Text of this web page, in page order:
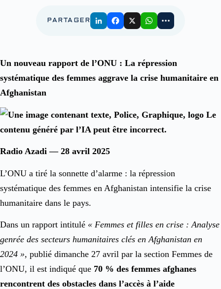
PARTAGER
Un nouveau rapport de l’ONU : La répression
systématique des femmes aggrave la crise humanitaire en
Afghanistan
Radio Azadi — 28 avril 2025
L’ONU a tiré la sonnette d’alarme : la répression
systématique des femmes en Afghanistan intensifie la crise
humanitaire dans le pays.
Dans un rapport intitulé « Femmes et filles en crise : Analyse
genrée des secteurs humanitaires clés en Afghanistan en
2024 », publié dimanche 27 avril par la section Femmes de
l’ONU, il est indiqué que 70 % des femmes afghanes
rencontrent des obstacles dans l’accès à l’aide